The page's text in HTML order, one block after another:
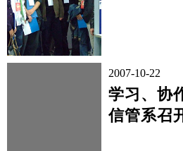
2007-10-22
学习、协
信管系召